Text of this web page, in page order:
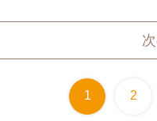
1 2